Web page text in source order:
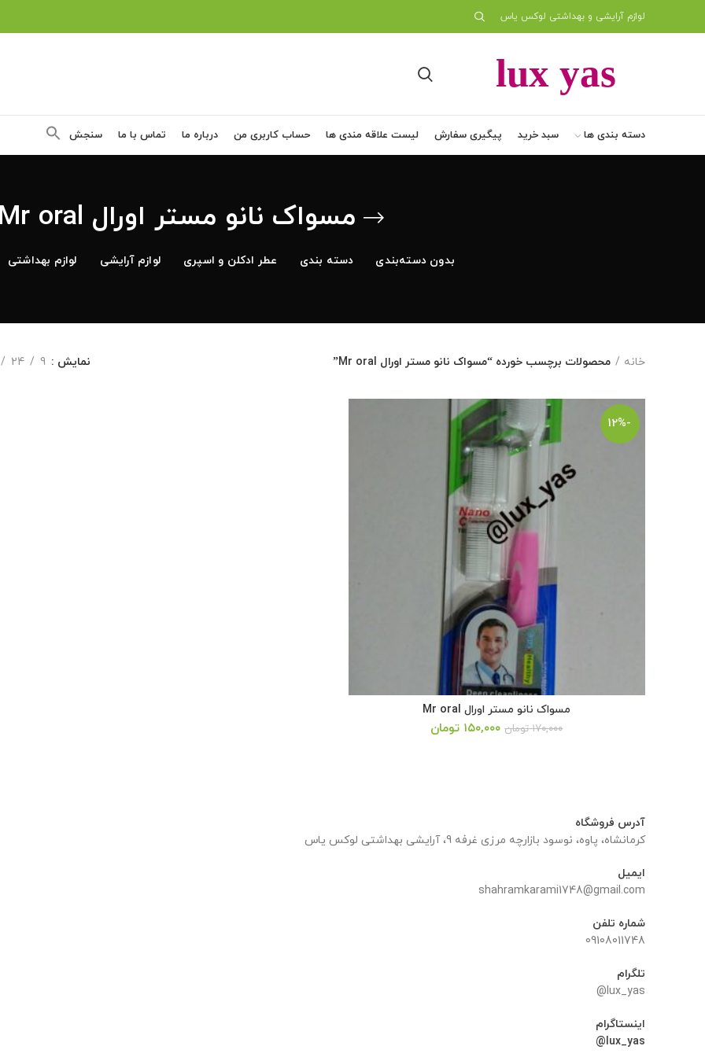
لوازم آرایشی و بهداشتی لوکس یاس
دسته بندی ها سبد خرید پیگیری سفارش لیست علاقه مندی ها حساب کاربری من درباره ما تماس با ما سنجش
مسواک نانو مستر اورال Mr oral
بدون دسته‌بندی دسته بندی عطر ادکلن و اسپری لوازم آرایشی لوازم بهداشتی
خانه محصولات برچسب خورده “مسواک نانو مستر اورال Mr oral” نمایش 9
24
-12%
مسواک نانو مستر اورال Mr oral
۱۷۰,۰۰۰ تومان قیمت
۱۵۰,۰۰۰ تومانقیمت
آدرس فروشگاه
کرمانشاه، پاوه، نوسود بازارچه مرزی غرفه 9، آرایشی بهداشتی لوکس یاس
ایمیل
shahramkarami1748@gmail.com
شماره تلفن
09108011748
تلگرام
lux_yas@
اینستاگرام
lux_yas@